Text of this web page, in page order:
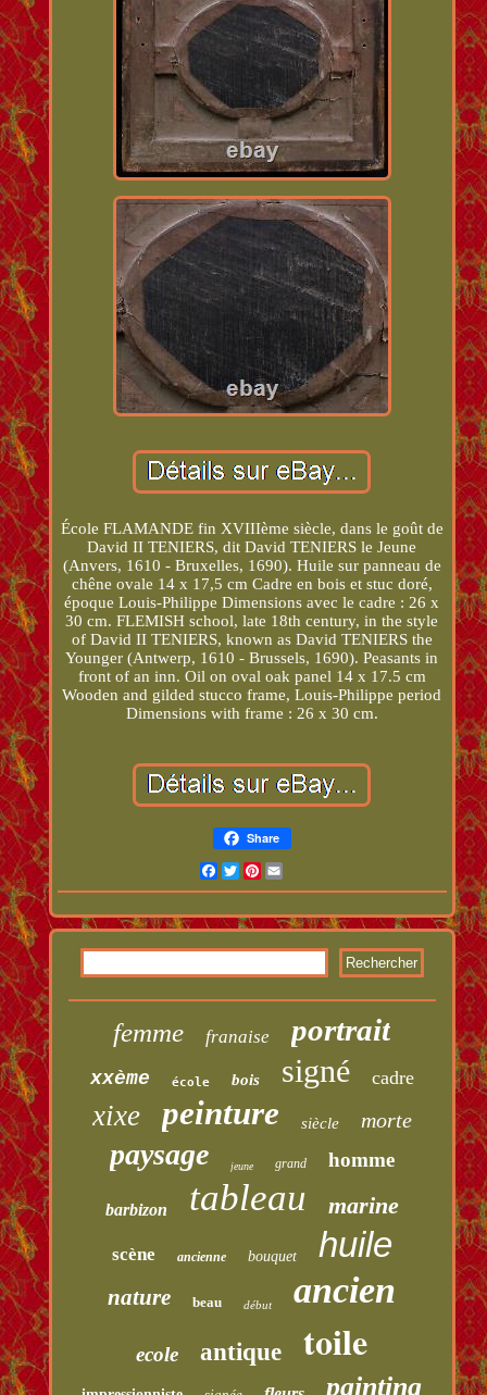
École FLAMANDE fin XVIIIème siècle, dans le goût de
David II TENIERS, dit David TENIERS le Jeune
(Anvers, 1610 - Bruxelles, 1690). Huile sur panneau de
chêne ovale 14 x 17,5 cm Cadre en bois et stuc doré,
époque Louis-Philippe Dimensions avec le cadre : 26 x
30 cm. FLEMISH school, late 18th century, in the style
of David II TENIERS, known as David TENIERS the
Younger (Antwerp, 1610 - Brussels, 1690). Peasants in
front of an inn. Oil on oval oak panel 14 x 17.5 cm
Wooden and gilded stucco frame, Louis-Philippe period
Dimensions with frame : 26 x 30 cm.
Share
Facebook
TwitterPinterest
femme franaise portrait
xxème école bois signé cadre
xixe peinture siècle morte
paysage jeune grand homme
barbizon tableau marine
scène ancienne bouquet huile
nature beau début ancien
ecole antique toile
painting